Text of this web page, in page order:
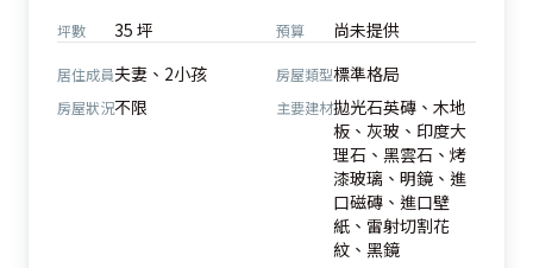
坪數 35 坪 預算 尚未提供
居住成員夫妻、2小孩 房屋類型標準格局
房屋狀況不限 主要建材拋光石英磚、木地
板、灰玻、印度大
理石、黑雲石、烤
漆玻璃、明鏡、進
口磁磚、進口壁
紙、雷射切割花
紋、黑鏡